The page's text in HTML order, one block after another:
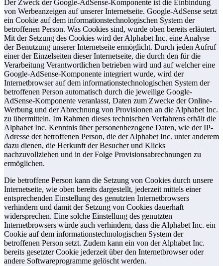
Der Zweck der Google-AdSense-Komponente ist die Einbindung
von Werbeanzeigen auf unserer Internetseite. Google-AdSense setzt
ein Cookie auf dem informationstechnologischen System der
betroffenen Person. Was Cookies sind, wurde oben bereits erläutert.
Mit der Setzung des Cookies wird der Alphabet Inc. eine Analyse
der Benutzung unserer Internetseite ermöglicht. Durch jeden Aufruf
einer der Einzelseiten dieser Internetseite, die durch den für die
Verarbeitung Verantwortlichen betrieben wird und auf welcher eine
Google-AdSense-Komponente integriert wurde, wird der
Internetbrowser auf dem informationstechnologischen System der
betroffenen Person automatisch durch die jeweilige Google-
AdSense-Komponente veranlasst, Daten zum Zwecke der Online-
Werbung und der Abrechnung von Provisionen an die Alphabet Inc.
zu übermitteln. Im Rahmen dieses technischen Verfahrens erhält die
Alphabet Inc. Kenntnis über personenbezogene Daten, wie der IP-
Adresse der betroffenen Person, die der Alphabet Inc. unter anderem
dazu dienen, die Herkunft der Besucher und Klicks
nachzuvollziehen und in der Folge Provisionsabrechnungen zu
ermöglichen.
Die betroffene Person kann die Setzung von Cookies durch unsere
Internetseite, wie oben bereits dargestellt, jederzeit mittels einer
entsprechenden Einstellung des genutzten Internetbrowsers
verhindern und damit der Setzung von Cookies dauerhaft
widersprechen. Eine solche Einstellung des genutzten
Internetbrowsers würde auch verhindern, dass die Alphabet Inc. ein
Cookie auf dem informationstechnologischen System der
betroffenen Person setzt. Zudem kann ein von der Alphabet Inc.
bereits gesetzter Cookie jederzeit über den Internetbrowser oder
andere Softwareprogramme gelöscht werden.